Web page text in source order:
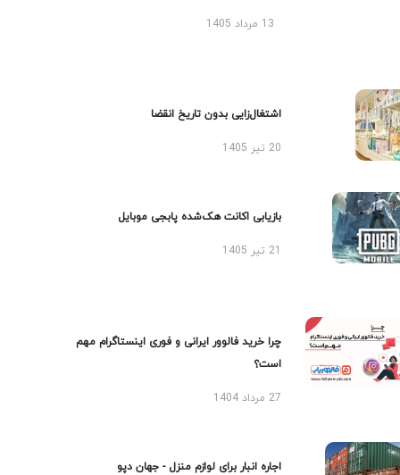
13 مرداد 1405
اشتغال‌زایی بدون تاریخ انقضا
20 تیر 1405
بازیابی اکانت هک‌شده پابجی موبایل
چرا خرید فالوور ایرانی و فوری اینستاگرام مهم
است؟
27 مرداد 1404
اجاره انبار برای لوازم منزل - جهان دپو